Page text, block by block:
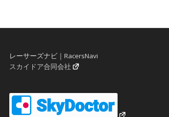
レーサーズナビ｜RacersNavi
スカイドア合同会社